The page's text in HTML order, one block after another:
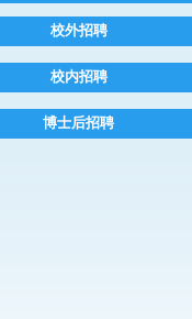
校外招聘
校内招聘
博士后招聘